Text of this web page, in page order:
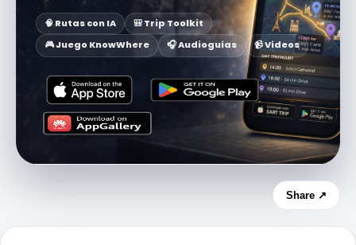
🧠 Rutas con IA
🎒 Trip Toolkit
🎮 Juego KnowWhere
🎧 Audioguías 📹 Vídeos
Share ↗